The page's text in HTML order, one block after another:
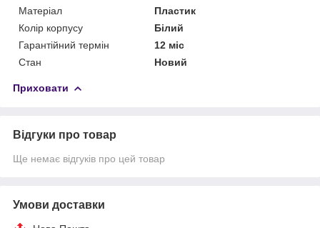
Матеріал
Пластик
Колір корпусу
Білий
Гарантійний термін
12 міс
Стан
Новий
Приховати
Відгуки про товар
Ще немає відгуків про цей товар
Умови доставки